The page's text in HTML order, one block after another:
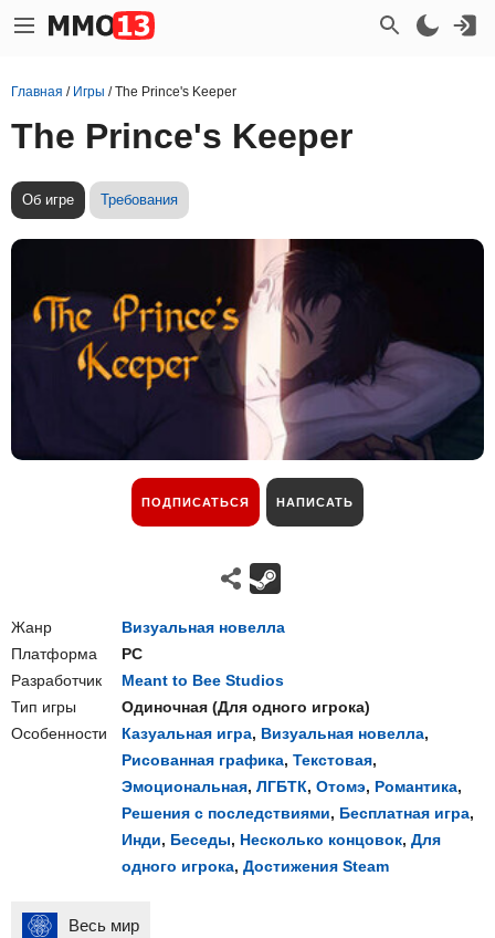
Главная / Игры /The Prince's Keeper
The Prince's Keeper
Об игре Требования
ПОДПИСАТЬСЯ НАПИСАТЬ
Жанр
Визуальная новелла
Платформа
PC
Разработчик
Meant to Bee Studios
Тип игры
Одиночная (Для одного игрока)
Особенности
Казуальная игра, Визуальная новелла,
Рисованная графика, Текстовая,
Эмоциональная, ЛГБТК, Отомэ, Романтика,
Решения с последствиями, Бесплатная игра,
Инди, Беседы, Несколько концовок, Для
одного игрока, Достижения Steam
Весь мир